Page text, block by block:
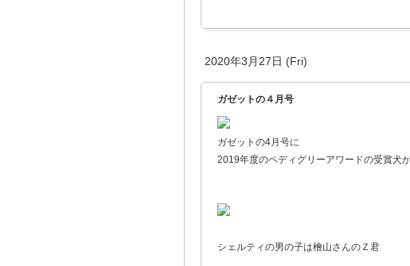
2020年3月27日 (Fri)
ガゼットの４月号
ガゼットの4月号に
2019年度のペディグリーアワードの受賞犬
シェルティの男の子は檜山さんのＺ君